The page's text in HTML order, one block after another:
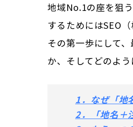
地域No.1の座を狙
するためにはSEO
その第一歩にして
か、そしてどのよ
1．なぜ「地
2．「地名＋